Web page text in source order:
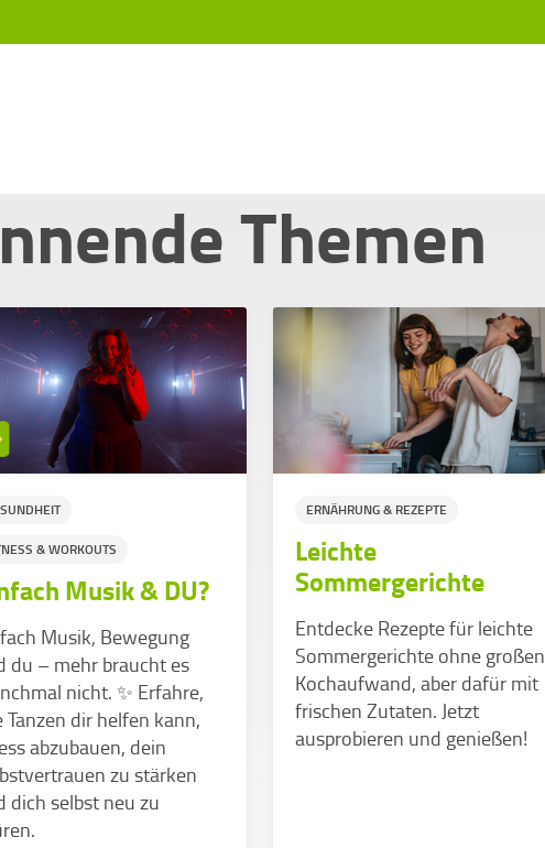
Themen
& WORKOUTS
Musik & DU?
Musik, Bewegung
du – mehr braucht es
nicht. ✨ Erfahre,
Tanzen dir helfen kann,
abzubauen, dein
zu stärken
dich selbst neu zu
ERNÄHRUNG & REZEPTE
Leichte
Sommergerichte
Entdecke Rezepte für leichte
Sommergerichte ohne großen
Kochaufwand, aber dafür mit
frischen Zutaten. Jetzt
ausprobieren und genießen!